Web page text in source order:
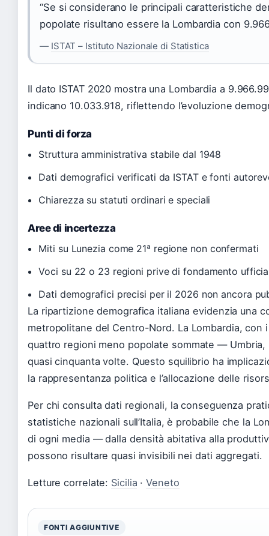
“Se si considerano le principali caratteristiche
popolate risultano essere la Lombardia con
— ISTAT – Istituto Nazionale di Statistica
Il dato ISTAT 2020 mostra una Lombardia a
indicano 10.033.918, riflettendo l’evoluzione
Punti di forza
Struttura amministrativa stabile dal 1948
Dati demografici verificati da ISTAT e fonti
Chiarezza su statuti ordinari e speciali
Aree di incertezza
Miti su Lunezia come 21ª regione non confermati
Voci su 22 o 23 regioni prive di fondamento
Dati demografici precisi per il 2026 non ancora
La ripartizione demografica italiana evidenzia una
metropolitane del Centro-Nord. La Lombardia, con
quattro regioni meno popolate sommate — Umbria,
quasi cinquanta volte. Questo squilibrio ha
la rappresentanza politica e l’allocazione delle
Per chi consulta dati regionali, la conseguenza
statistiche nazionali sull’Italia, è probabile che la
di ogni media — dalla densità abitativa alla
possono risultare quasi invisibili nei dati aggregati.
Letture correlate: Sicilia ·Veneto
FONTI AGGIUNTIVE